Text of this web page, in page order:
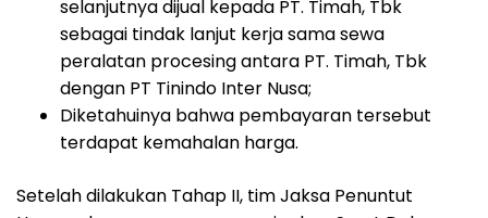
selanjutnya dijual kepada PT. Timah, Tbk
sebagai tindak lanjut kerja sama sewa
peralatan procesing antara PT. Timah, Tbk
dengan PT Tinindo Inter Nusa;
Diketahuinya bahwa pembayaran tersebut
terdapat kemahalan harga.
Setelah dilakukan Tahap II, tim Jaksa Penuntut